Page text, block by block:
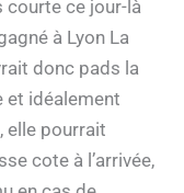
courte ce jour-là
à Lyon La
donc pads la
et idéalement
elle pourrait
cote à l’arrivée,